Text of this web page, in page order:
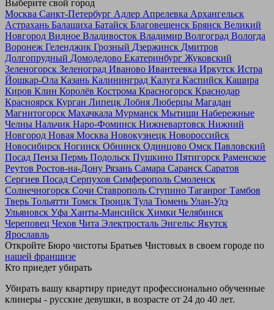
Выберите свой город
Москва Санкт-Петербург Адлер Апрелевка Архангельск
Астрахань Балашиха Батайск Благовещенск Брянск Великий
Новгород Видное Владивосток Владимир Волгоград Вологда
Воронеж Геленджик Грозный Дзержинск Дмитров
Долгопрудный Домодедово Екатеринбург Жуковский
Зеленогорск Зеленоград Иваново Ивантеевка Иркутск Истра
Йошкар-Ола Казань Калининград Калуга Каспийск Кашира
Киров Клин Королёв Кострома Красногорск Краснодар
Красноярск Курган Липецк Лобня Люберцы Магадан
Магнитогорск Махачкала Мурманск Мытищи Набережные
Челны Нальчик Наро-Фоминск Нижневартовск Нижний
Новгород Новая Москва Новокузнецк Новороссийск
Новосибирск Ногинск Обнинск Одинцово Омск Павловский
Посад Пенза Пермь Подольск Пушкино Пятигорск Раменское
Реутов Ростов-на-Дону Рязань Самара Саранск Саратов
Сергиев Посад Серпухов Симферополь Смоленск
Солнечногорск Сочи Ставрополь Ступино Таганрог Тамбов
Тверь Тольятти Томск Троицк Тула Тюмень Улан-Удэ
Ульяновск Уфа Ханты-Мансийск Химки Челябинск
Череповец Чехов Чита Электросталь Энгельс Якутск
Ярославль
Откройте Бюро чистоты Братьев Чистовых в своем городе по
нашей франшизе
Кто приедет убирать
Убирать вашу квартиру приедут профессионально обученные
клинеры - русские девушки, в возрасте от 24 до 40 лет.